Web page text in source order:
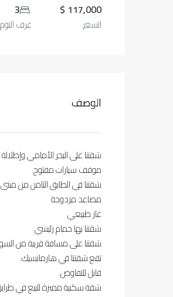
117,000 $
السعر
3
غرف النوم
الوصف
شقتنا على البحر الأمامي
موقف سيارات مفتوح.
شقتنا في الطابق الثامن من مبنى
مصاعد مزدوجة
غاز طبيعي
شقتنا بها حمام رئيسي
شقتنا على مسافة قريبة من
تقع شقتنا في هارمانسيك.
قابل للتفاوض.
شقة سكنية مميزة للبيع في